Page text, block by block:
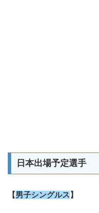
日本出場予定選手
【男子シングルス 】